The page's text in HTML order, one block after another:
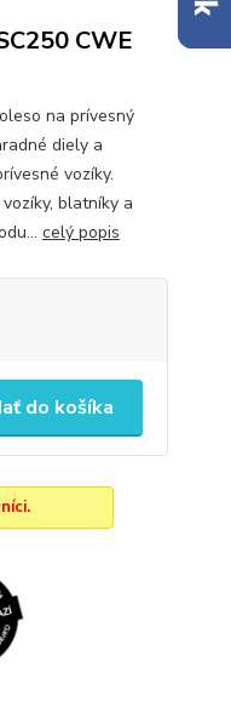
CWE
na prívesný
diely a
vozíky.
blatníky a
celý popis
do košíka